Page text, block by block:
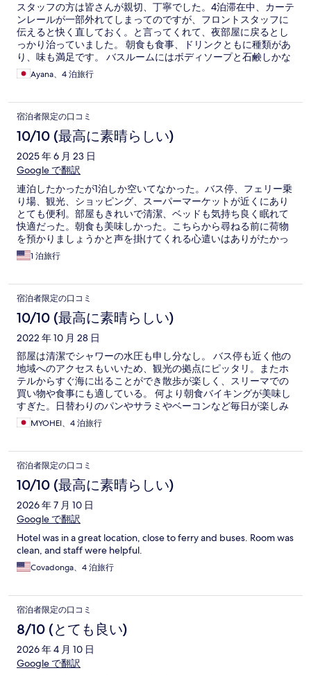
スタッフの方は皆さんが親切、丁寧でした。4泊滞在中、カーテ
ンレールが一部外れてしまってのですが、フロントスタッフに
伝えると快く直しておく。と言ってくれて、夜部屋に戻るとし
っかり治っていました。 朝食も食事、ドリンクともに種類があ
り、味も満足です。 バスルームにはボディソープと石鹸しかな
いので、シャンプーなど必要なものは持参すると良いです。
Ayana、4 泊旅行
宿泊者限定の口コミ
10/10 (最高に素晴らしい)
2025 年 6 月 23 日
Google で翻訳
連泊したかったが1泊しか空いてなかった。バス停、フェリー乗
り場、観光、ショッピング、スーパーマーケットが近くにあり
とても便利。部屋もきれいで清潔、ベッドも気持ち良く眠れて
快適だった。朝食も美味しかった。こちらから尋ねる前に荷物
を預かりましょうかと声を掛けてくれる心遣いはありがたかっ
た。スタッフ感じ良く、いいホテル
1 泊旅行
宿泊者限定の口コミ
10/10 (最高に素晴らしい)
2022 年 10 月 28 日
部屋は清潔でシャワーの水圧も申し分なし。 バス停も近く他の
地域へのアクセスもいいため、観光の拠点にピッタリ。またホ
テルからすぐ海に出ることができ散歩が楽しく、スリーマでの
買い物や食事にも適している。 何より朝食バイキングが美味し
すぎた。日替わりのパンやサラミやベーコンなど毎日が楽しみ
だった。 あえて欠点を言えばすこし坂を登るところと部屋の窓
から海が見えないことくらい。
MYOHEI、4 泊旅行
宿泊者限定の口コミ
10/10 (最高に素晴らしい)
2026 年 7 月 10 日
Google で翻訳
Hotel was in a great location, close to ferry and buses. Room was
clean, and staff were helpful.
Covadonga、4 泊旅行
宿泊者限定の口コミ
8/10 (とても良い)
2026 年 4 月 10 日
Google で翻訳